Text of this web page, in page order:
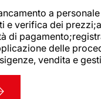
a
verifica dei
di
delle
vendita e